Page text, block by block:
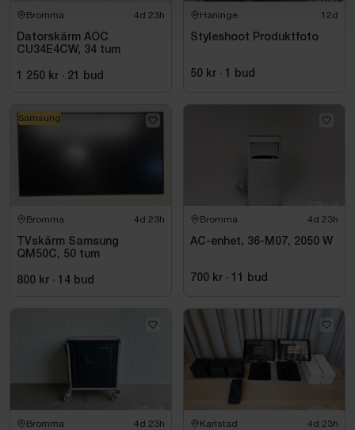
Bromma 4d 23h
Datorskärm AOC
CU34E4CW, 34 tum
1 250 kr · 21 bud
Haninge 12d
Styleshoot Produktfoto
50 kr · 1 bud
Bromma 4d 23h
TVskärm Samsung
QM50C, 50 tum
800 kr · 14 bud
Samsung
Bromma 4d 23h
AC-enhet, 36-M07, 2050 W
700 kr · 11 bud
Bromma 4d 23h Karlstad 4d 23h